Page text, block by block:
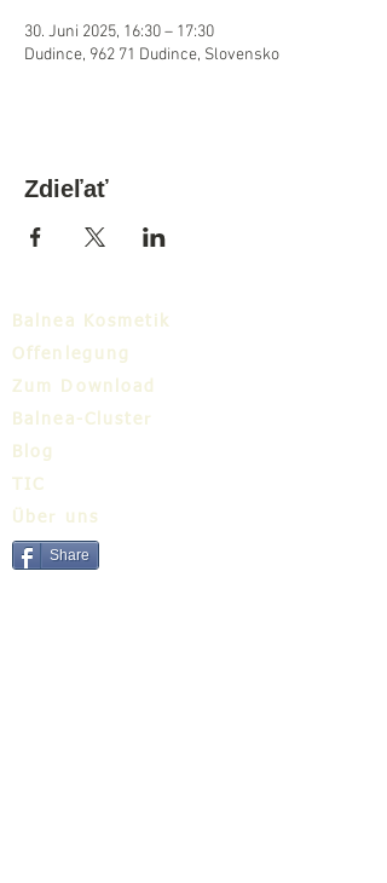
30. Juni 2025, 16:30 – 17:30
Dudince, 962 71 Dudince, Slovensko
Zdieľať
Balnea Kosmetik
Offenlegung
Zum Download
Balnea-Cluster
Blog
TIC
Über uns
Share